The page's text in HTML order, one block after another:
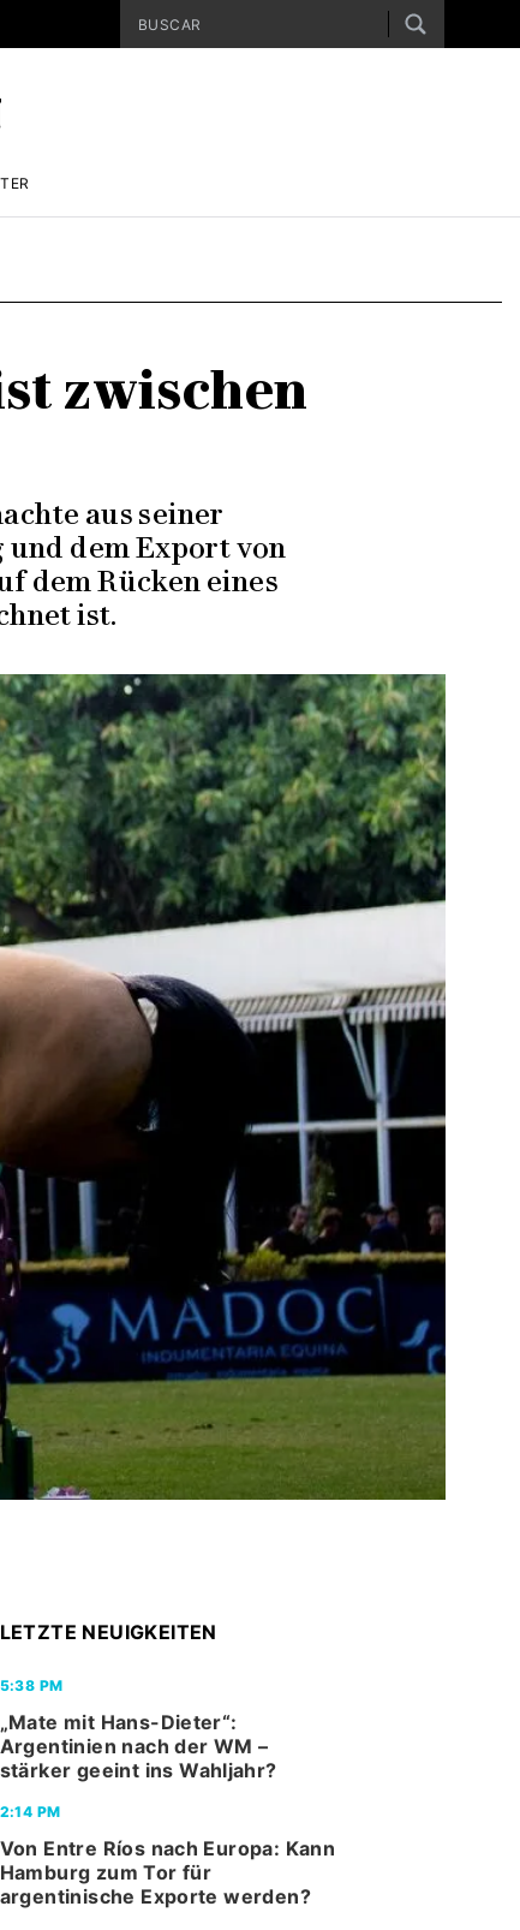
zwischen
aus seiner
dem Export von
dem Rücken eines
ist.
LETZTE NEUIGKEITEN
5:38 PM
„Mate mit Hans-Dieter“:
Argentinien nach der WM –
stärker geeint ins Wahljahr?
2:14 PM
Von Entre Ríos nach Europa: Kann
Hamburg zum Tor für
argentinische Exporte werden?